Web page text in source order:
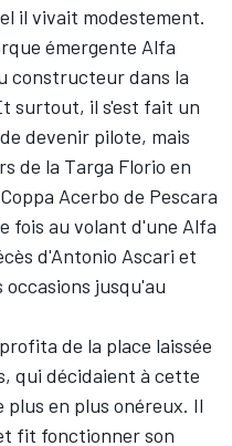
il vivait modestement.
émergente Alfa
constructeur dans la
surtout, il s'est fait un
devenir pilote, mais
de la Targa Florio en
Acerbo de Pescara
fois au volant d'une Alfa
d'Antonio Ascari et
jusqu'au
de la place laissée
qui décidaient à cette
en plus onéreux. Il
fit fonctionner son